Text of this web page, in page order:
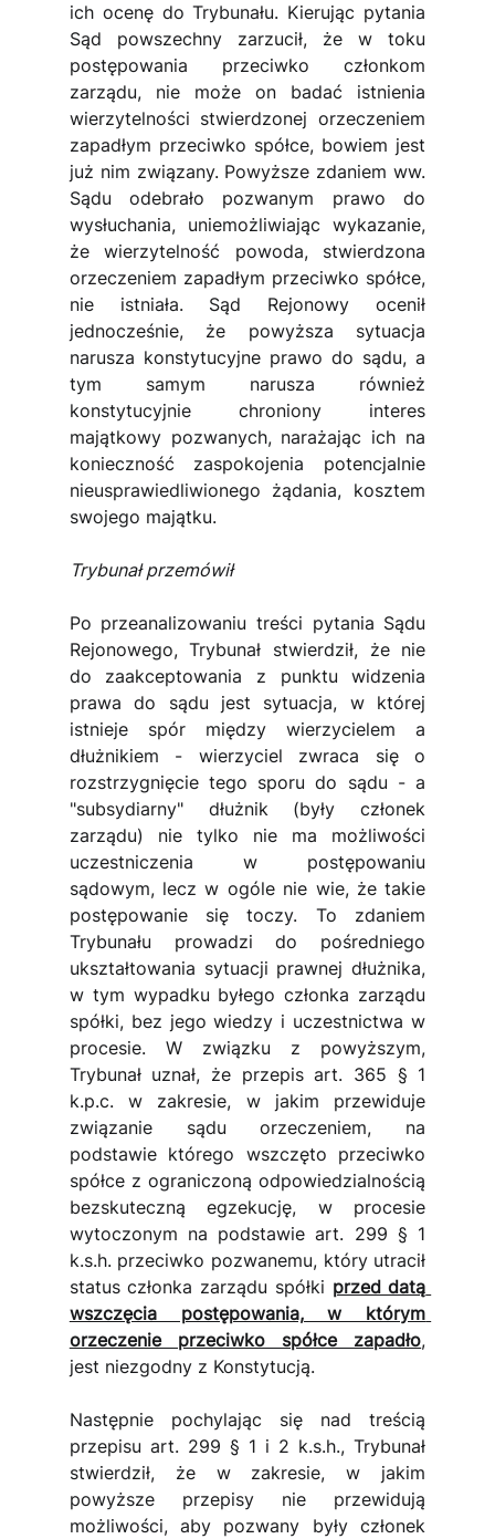
ich ocenę do Trybunału. Kierując pytania
Sąd powszechny zarzucił, że w toku
postępowania przeciwko członkom
zarządu, nie może on badać istnienia
wierzytelności stwierdzonej orzeczeniem
zapadłym przeciwko spółce, bowiem jest
już nim związany. Powyższe zdaniem ww.
Sądu odebrało pozwanym prawo do
wysłuchania, uniemożliwiając wykazanie,
że wierzytelność powoda, stwierdzona
orzeczeniem zapadłym przeciwko spółce,
nie istniała. Sąd Rejonowy ocenił
jednocześnie, że powyższa sytuacja
narusza konstytucyjne prawo do sądu, a
tym samym narusza również
konstytucyjnie chroniony interes
majątkowy pozwanych, narażając ich na
konieczność zaspokojenia potencjalnie
nieusprawiedliwionego żądania, kosztem
swojego majątku.
Trybunał przemówił
Po przeanalizowaniu treści pytania Sądu
Rejonowego, Trybunał stwierdził, że nie
do zaakceptowania z punktu widzenia
prawa do sądu jest sytuacja, w której
istnieje spór między wierzycielem a
dłużnikiem - wierzyciel zwraca się o
rozstrzygnięcie tego sporu do sądu - a
"subsydiarny" dłużnik (były członek
zarządu) nie tylko nie ma możliwości
uczestniczenia w postępowaniu
sądowym, lecz w ogóle nie wie, że takie
postępowanie się toczy. To zdaniem
Trybunału prowadzi do pośredniego
ukształtowania sytuacji prawnej dłużnika,
w tym wypadku byłego członka zarządu
spółki, bez jego wiedzy i uczestnictwa w
procesie. W związku z powyższym,
Trybunał uznał, że przepis art. 365 § 1
k.p.c. w zakresie, w jakim przewiduje
związanie sądu orzeczeniem, na
podstawie którego wszczęto przeciwko
spółce z ograniczoną odpowiedzialnością
bezskuteczną egzekucję, w procesie
wytoczonym na podstawie art. 299 § 1
k.s.h. przeciwko pozwanemu, który utracił
status członka zarządu spółki przed datą
wszczęcia postępowania, w którym
orzeczenie przeciwko spółce zapadło,
jest niezgodny z Konstytucją.
Następnie pochylając się nad treścią
przepisu art. 299 § 1 i 2 k.s.h., Trybunał
stwierdził, że w zakresie, w jakim
powyższe przepisy nie przewidują
możliwości, aby pozwany były członek